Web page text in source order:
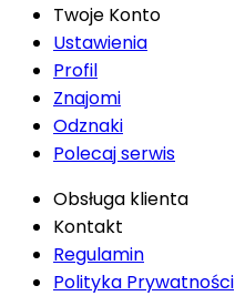
Twoje Konto
Ustawienia
Profil
Znajomi
Odznaki
Polecaj serwis
Obsługa klienta
Kontakt
Regulamin
Polityka Prywatności